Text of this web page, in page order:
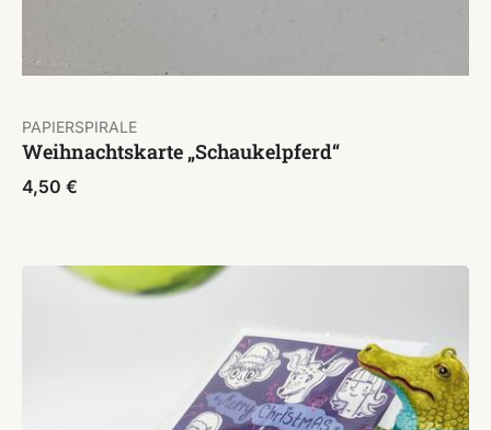
PAPIERSPIRALE
Weihnachtskarte „Schaukelpferd“
4,50 €